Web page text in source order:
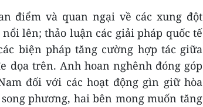
điểm và quan ngại về các xung đột
lên; thảo luận các giải pháp quốc tế
biện pháp tăng cường hợp tác giữa
dọa trên. Anh hoan nghênh đóng góp
đối với các hoạt động gìn giữ hòa
phương, hai bên mong muốn tăng